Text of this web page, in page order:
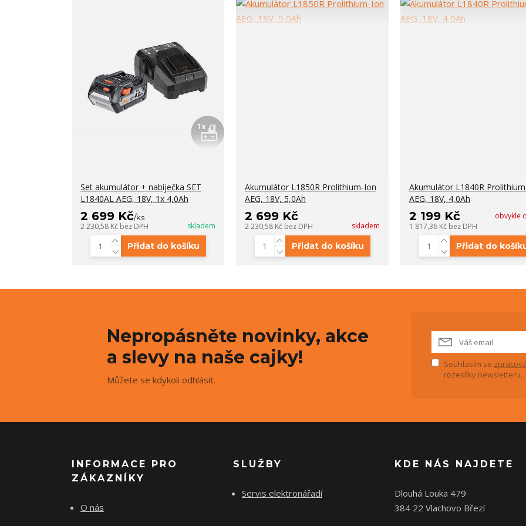
Set akumulátor + nabíječka SET
L1840AL AEG, 18V, 1x 4,0Ah
2 699 Kč/ks
2 230,58 Kč bez DPH skladem
Přidat do košíku
Akumulátor L1850R Prolithium-Ion
AEG, 18V, 5,0Ah
2 699 Kč
2 230,58 Kč bez DPH skladem
Přidat do košíku
Akumulátor L1840R
AEG, 18V, 4,0Ah
2 199 Kč
1 817,36 Kč bez DPH
obvykle
Přidat do
Nepropásněte novinky, akce
a slevy na naše cajky!
Můžete se kdykoli odhlásit.
Souhlasím se
rozesílky newsletteru.
INFORMACE PRO
ZÁKAZNÍKY
O nás
SLUŽBY
Servis elektronářadí
KDE NÁS NAJDETE
Dlouhá Louka 479
384 22 Vlachovo Březí